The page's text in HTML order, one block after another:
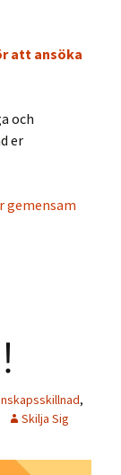
att ansöka
och
er
gemensam
,
Skilja Sig